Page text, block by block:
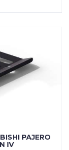
PAJERO
IV